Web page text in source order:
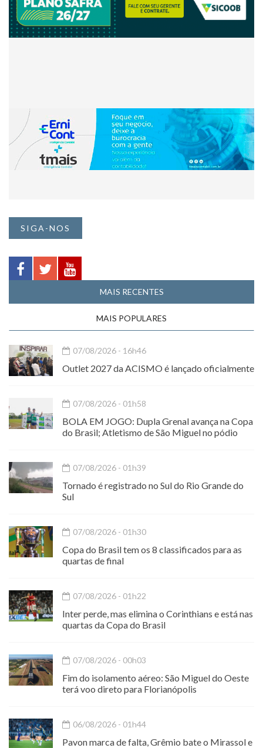
SIGA-NOS
MAIS RECENTES
MAIS POPULARES
07/08/2026 - 16h46
Outlet 2027 da ACISMO é lançado oficialmente
07/08/2026 - 01h58
BOLA EM JOGO: Dupla Grenal avança na Copa
do Brasil; Atletismo de São Miguel no pódio
07/08/2026 - 01h39
Tornado é registrado no Sul do Rio Grande do
Sul
07/08/2026 - 01h30
Copa do Brasil tem os 8 classificados para as
quartas de final
07/08/2026 - 01h22
Inter perde, mas elimina o Corinthians e está nas
quartas da Copa do Brasil
07/08/2026 - 00h03
Fim do isolamento aéreo: São Miguel do Oeste
terá voo direto para Florianópolis
06/08/2026 - 01h44
Pavon marca de falta, Grêmio bate o Mirassol e